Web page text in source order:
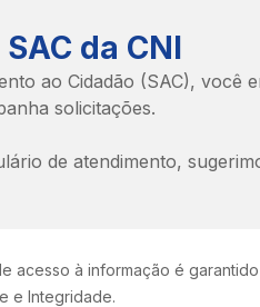
Para consultar os Sindicatos
do ramo industrial, clique
As principais áreas de
incluem:
Comércio Exterior
Relações de Trabalho
de representar os interesses
empresas, assegurando que
necessidades sejam
todos os níveis de decisão e
promovendo o
do ramo industrial,
clique
da CNI
ao Cidadão (SAC), você
solicitações.
de atendimento,
acesso à informação é
e Integridade.